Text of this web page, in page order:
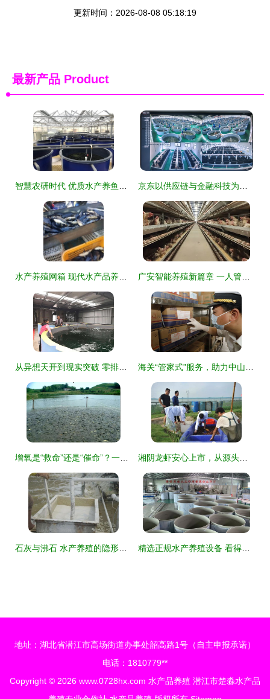
更新时间：2026-08-08 05:18:19
最新产品 Product
地址：湖北省潜江市高场街道办事处韶高路1号（自主申报承诺）
电话：1810779**
Copyright © 2026 www.0728hx.com 水产品养殖 潜江市楚淼水产品